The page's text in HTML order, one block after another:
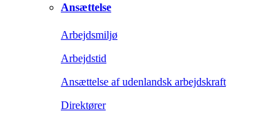
Ansættelse
Arbejdsmiljø
Arbejdstid
Ansættelse af udenlandsk arbejdskraft
Direktører